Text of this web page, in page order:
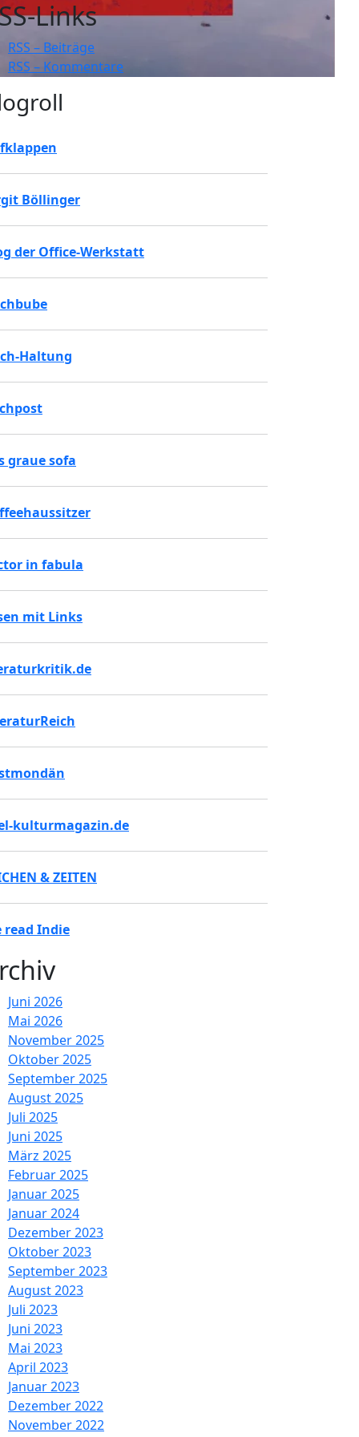
Links
RSS – Beiträge
RSS – Kommentare
Böllinger
der Office-Werkstatt
Haltung
graue sofa
in fabula
mit Links
kulturmagazin.de
& ZEITEN
read Indie
Juni 2026
Mai 2026
November 2025
Oktober 2025
September 2025
August 2025
Juli 2025
Juni 2025
März 2025
Februar 2025
Januar 2025
Januar 2024
Dezember 2023
Oktober 2023
September 2023
August 2023
Juli 2023
Juni 2023
Mai 2023
April 2023
Januar 2023
Dezember 2022
November 2022